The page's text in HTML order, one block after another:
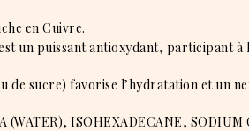
en Cuivre.
un puissant antioxydant, participant à
de sucre) favorise l’hydratation et un
(WATER), ISOHEXADECANE,